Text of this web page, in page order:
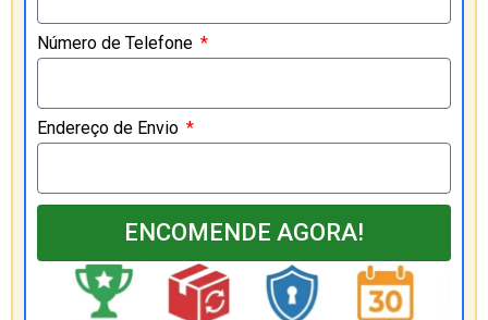
Número de Telefone
Endereço de Envio
ENCOMENDE AGORA!